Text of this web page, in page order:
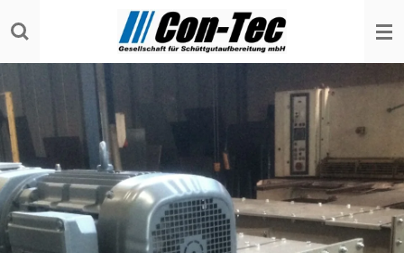
Hauptinhalt